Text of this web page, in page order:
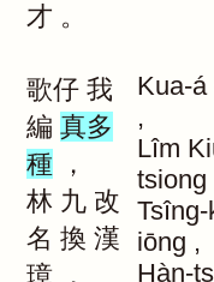
才 。
歌仔 我
編 真多
種
，
林 九 改
名 換 漢
璋
，
Kua-á
,
Lîm
tsiong
Tsîng-
iōng ,
Hàn-